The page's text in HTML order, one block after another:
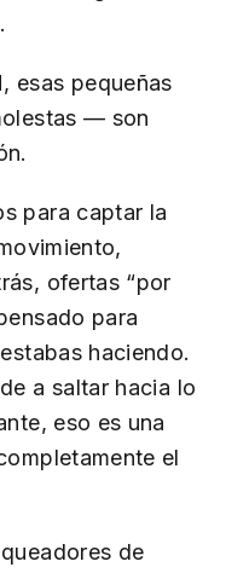
esas pequeñas
— son
para captar la
ofertas “por
para
haciendo.
a saltar hacia lo
eso es una
el
de